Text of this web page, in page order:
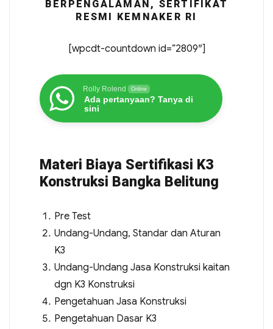
BERPENGALAMAN, SERTIFIKAT
RESMI KEMNAKER RI
[wpcdt-countdown id=”2809″]
Rolly Rolend Online
Ada pertanyaan? Tanya di
sini
Materi Biaya Sertifikasi K3
Konstruksi Bangka Belitung
Pre Test
Undang-Undang, Standar dan Aturan
K3
Undang-Undang Jasa Konstruksi kaitan
dgn K3 Konstruksi
Pengetahuan Jasa Konstruksi
Pengetahuan Dasar K3